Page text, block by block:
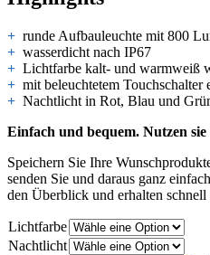
+ runde Aufbauleuchte mit 800
+ wasserdicht nach IP67
+ Lichtfarbe kalt- und warmweiß
+ mit beleuchtetem Touchschalter
+ Nachtlicht in Rot, Blau und
Einfach und bequem. Nutzen
Speichern Sie Ihre
senden Sie und daraus ganz
den Überblick und erhalten
Lichtfarbe
Nachtlicht